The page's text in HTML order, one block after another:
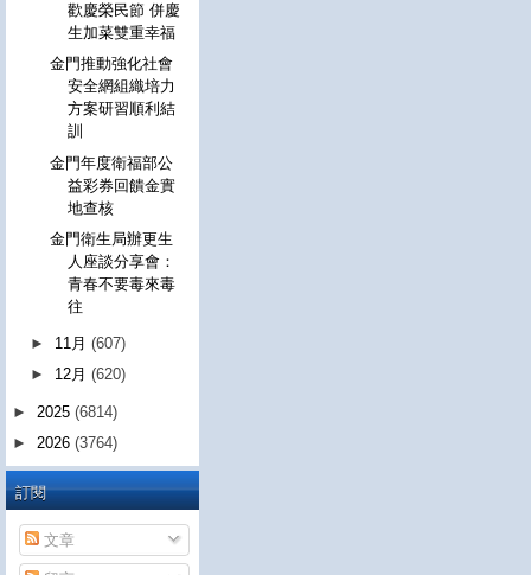
歡慶榮民節 併慶
生加菜雙重幸福
金門推動強化社會
安全網組織培力
方案研習順利結
訓
金門年度衛福部公
益彩券回饋金實
地查核
金門衛生局辦更生
人座談分享會：
青春不要毒來毒
往
► 11月(607)
► 12月(620)
► 2025 (6814)
► 2026 (3764)
訂閱
文章